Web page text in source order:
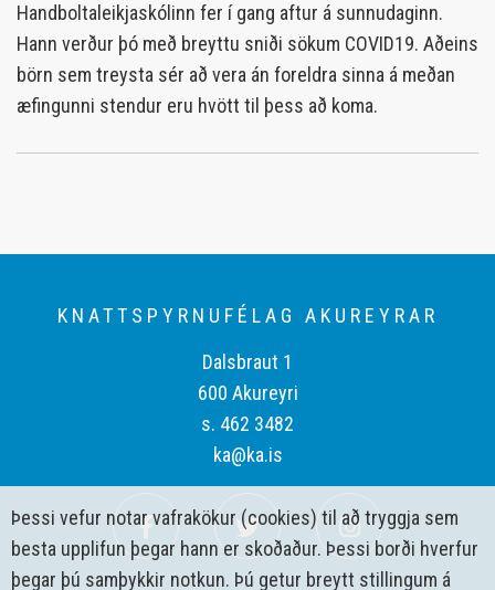
Handboltaleikjaskólinn fer í gang aftur á sunnudaginn.
Hann verður þó með breyttu sniði sökum COVID19. Aðeins
börn sem treysta sér að vera án foreldra sinna á meðan
æfingunni stendur eru hvött til þess að koma.
KNATTSPYRNUFÉLAG AKUREYRAR
Dalsbraut 1
600 Akureyri
s. 462 3482
ka@ka.is
Þessi vefur notar vafrakökur (cookies) til að tryggja sem
besta upplifun þegar hann er skoðaður. Þessi borði hverfur
þegar þú samþykkir notkun. Þú getur breytt stillingum á